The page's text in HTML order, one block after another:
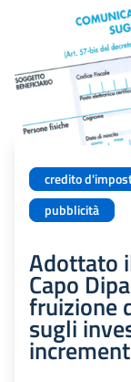
credito
pubblicità
Adottato
Capo
fruizione
sugli